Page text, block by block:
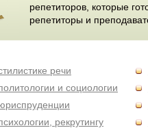
репетиторов, которые
репетиторы и
речи
и социологии
рекрутингу